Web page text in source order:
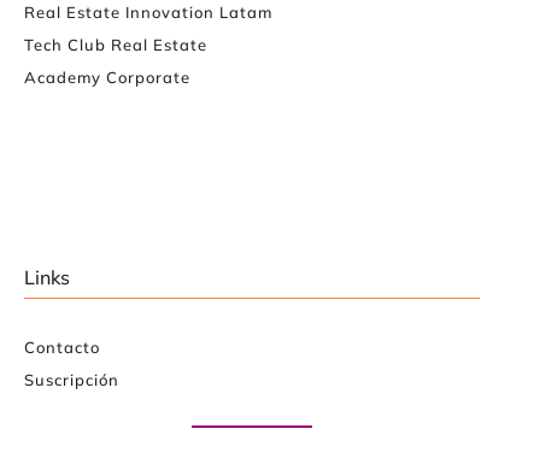
Real Estate Innovation Latam
Tech Club Real Estate
Academy Corporate
Links
Contacto
Suscripción